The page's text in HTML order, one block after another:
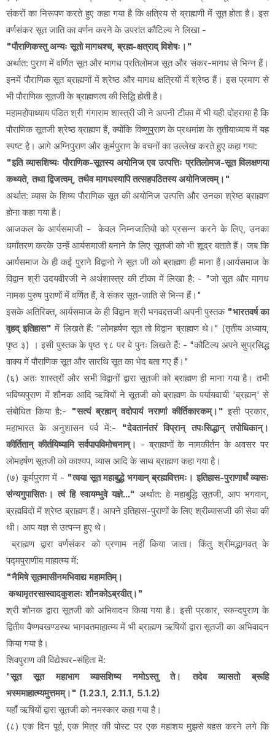
संकरों का निरूपण करते हुए कहा गया है कि क्षत्रिय से ब्राह्मणी में सूत होता है। इस
वर्णसंकर सूत जाति का वर्णन करने के उपरांत कौटिल्य ने लिखा -
"पौराणिकस्तु अन्यः सूतो मागधश्च, ब्रह्म-क्षत्राद् विशेषः।"
अर्थात: पुराण में वर्णित सूत और मागध प्रतिलोमज सूत और संकर-मागध से भिन्न हैं।
इनमें पौराणिक सूत ब्राह्मणों में श्रेष्ठ और मागध क्षत्रियों में श्रेष्ठ हैं। इस प्रमाण से
भी पौराणिक सूतजी के ब्राह्मणत्व की सिद्धि होती है।
महामहोपाध्याय पंडित श्री गंगाराम शास्त्री जी ने अपनी टीका में भी यही दोहराया है कि
पौराणिक सूतजी श्रेष्ठ ब्राह्मण हैं, क्योंकि विष्णुपुराण के प्रथमांश के तृतीयाध्याय में यह
स्पष्ट है। आगे अग्निपुराण और कूर्मपुराण के वचनों का उल्लेख करते हुए कहा गया:
"इति व्यासशिष्यः पौराणिक-सूतस्य अयोनिज एव उत्पत्तिः प्रतिलोमज-सूत विलक्षणया
कथ्यते, तथा द्विजत्वम्, तथैव मागधस्यापि तत्सहपठितस्य अयोनिजत्वम्।"
अर्थात: व्यास के शिष्य पौराणिक सूत की अयोनिज उत्पत्ति और उनका श्रेष्ठ ब्राह्मण
होना कहा गया है।
आजकल के आर्यसमाजी - केवल निम्नजातियो को प्रसन्न करने के लिए, उनका
धर्मांतरण करके उन्हें आर्यसमाजी बनाने के लिए सूतजी को भी शूद्र बताते हैं। जब कि
आर्यसमाज के ही कई पुराने विद्वानो ने सूत जी को ब्राह्मण ही माना हैं।आर्यसमाज के
विद्वान श्री उदयवीरजी ने अर्थशास्त्र की टीका में लिखा है: - "जो सूत और मागध
नामक पुरुष पुराणों में वर्णित हैं, वे संकर सूत-जाति से भिन्न हैं।"
इसके अतिरिक्त, आर्यसमाज के ही विद्वान श्री भगवद्दत्तजी अपनी पुस्तक "भारतवर्ष का
वृहद् इतिहास" में लिखते हैं: "लोमहर्षण सूत तो विद्वान ब्राह्मण थे।" (तृतीय अध्याय,
पृष्ठ ३) । इसी पुस्तक के पृष्ठ ९८ पर वे पुनः लिखते हैं: - "कौटिल्य अपने सुप्रसिद्ध
वाक्य में पौराणिक सूत और सारथि सूत का भेद बता गए हैं।"
(६) अतः शास्त्रों और सभी विद्वानों द्वारा सूतजी को ब्राह्मण ही माना गया है। तभी
भविष्यपुराण में शौनक आदि ऋषियों ने सूतजी को ब्राह्मण के पर्यायवाची 'ब्रह्मन्' से
संबोधित किया है:- "सत्यं ब्रह्मन् वदोपायं नराणां कीर्तिकारकम्।" इसी प्रकार,
महाभारत के अनुशासन पर्व में:-
"देवतानंतरं विप्रान् तपःसिद्धान् तपोधिकान्।
कीर्तितान् कीर्तयिष्यामि सर्वपापविमोचनान्। - ब्राह्मणों के नामकीर्तन के अवसर पर
लोमहर्षण सूतजी को काश्यप, व्यास आदि के साथ ब्राह्मण कहा गया है।
(७) कूर्मपुराण में - "त्वया सूत महाबुद्धे भगवान् ब्रह्मवित्तमः। इतिहास-पुराणार्थं व्यासः
संन्यगुपासितः। त्वं हि स्वायम्भुवे यज्ञे..." अर्थात: हे महाबुद्धि सूतजी, आप भगवान्,
ब्रह्मविदों में श्रेष्ठ ब्राह्मण हैं। आपने इतिहास-पुराणों के लिए श्रीव्यासजी की सेवा की
थी। आप यज्ञ से उत्पन्न हुए थे।
ब्राह्मण द्वारा वर्णसंकर को प्रणाम नहीं किया जाता। किंतु श्रीमद्भागवत् के
पद्मपुराणीय माहात्म्य में:
"नैमिषे सूतमासीनमभिवाद्य महामतिम्।
कथामृतरसास्वादकुशलः शौनकोऽब्रवीत्।"
श्री शौनक द्वारा सूतजी को अभिवादन किया गया है। इसी प्रकार, स्कन्दपुराण के
द्वितीय वैष्णवखण्डस्थ भागवतमाहात्म्य में भी ब्राह्मण ऋषियों द्वारा सूतजी का अभिवादन
किया गया है।
शिवपुराण की विद्येश्वर-संहिता में:
"सूत सूत महाभाग व्यासशिष्य नमोऽस्तु ते। तदेव व्यासतो ब्रूहि
भस्ममाहात्म्यमुत्तमम्।" (1.23.1, 2.11.1, 5.1.2)
यहाँ ऋषियों द्वारा सूतजी को नमस्कार कहा गया है।
(८) एक दिन पूर्व, एक मित्र की पोस्ट पर एक महाशय मुझसे बहस करने लगे कि